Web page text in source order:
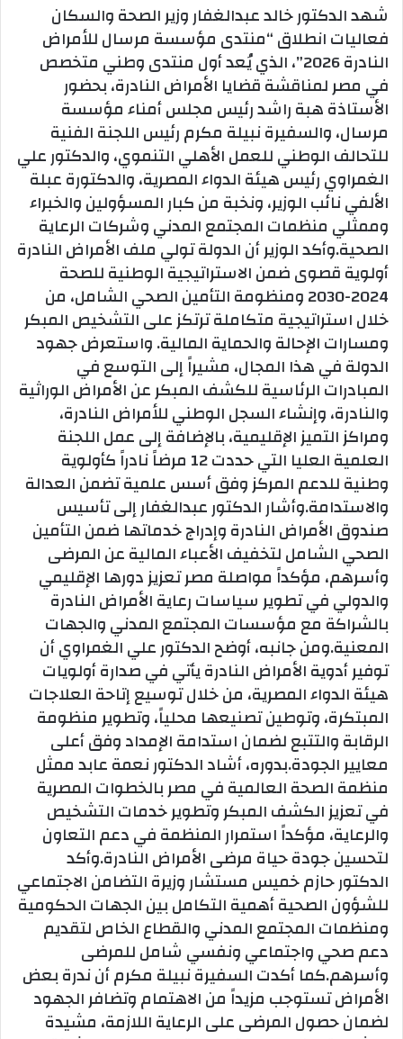
شهد الدكتور خالد عبدالغفار وزير الصحة والسكان
فعاليات انطلاق “منتدى مؤسسة مرسال للأمراض
النادرة 2026”، الذي يُعد أول منتدى وطني متخصص
في مصر لمناقشة قضايا الأمراض النادرة، بحضور
الأستاذة هبة راشد رئيس مجلس أمناء مؤسسة
مرسال، والسفيرة نبيلة مكرم رئيس اللجنة الفنية
للتحالف الوطني للعمل الأهلي التنموي، والدكتور علي
الغمراوي رئيس هيئة الدواء المصرية، والدكتورة عبلة
الألفي نائب الوزير، ونخبة من كبار المسؤولين والخبراء
وممثلي منظمات المجتمع المدني وشركات الرعاية
الصحية.وأكد الوزير أن الدولة تولي ملف الأمراض النادرة
أولوية قصوى ضمن الاستراتيجية الوطنية للصحة
2024-2030 ومنظومة التأمين الصحي الشامل، من
خلال استراتيجية متكاملة ترتكز على التشخيص المبكر
ومسارات الإحالة والحماية المالية. واستعرض جهود
الدولة في هذا المجال، مشيراً إلى التوسع في
المبادرات الرئاسية للكشف المبكر عن الأمراض الوراثية
والنادرة، وإنشاء السجل الوطني للأمراض النادرة،
ومراكز التميز الإقليمية، بالإضافة إلى عمل اللجنة
العلمية العليا التي حددت 12 مرضاً نادراً كأولوية
وطنية للدعم المركز وفق أسس علمية تضمن العدالة
والاستدامة.وأشار الدكتور عبدالغفار إلى تأسيس
صندوق الأمراض النادرة وإدراج خدماتها ضمن التأمين
الصحي الشامل لتخفيف الأعباء المالية عن المرضى
وأسرهم، مؤكداً مواصلة مصر تعزيز دورها الإقليمي
والدولي في تطوير سياسات رعاية الأمراض النادرة
بالشراكة مع مؤسسات المجتمع المدني والجهات
المعنية.ومن جانبه، أوضح الدكتور علي الغمراوي أن
توفير أدوية الأمراض النادرة يأتي في صدارة أولويات
هيئة الدواء المصرية، من خلال توسيع إتاحة العلاجات
المبتكرة، وتوطين تصنيعها محلياً، وتطوير منظومة
الرقابة والتتبع لضمان استدامة الإمداد وفق أعلى
معايير الجودة.بدوره، أشاد الدكتور نعمة عابد ممثل
منظمة الصحة العالمية في مصر بالخطوات المصرية
في تعزيز الكشف المبكر وتطوير خدمات التشخيص
والرعاية، مؤكداً استمرار المنظمة في دعم التعاون
لتحسين جودة حياة مرضى الأمراض النادرة.وأكد
الدكتور حازم خميس مستشار وزيرة التضامن الاجتماعي
للشؤون الصحية أهمية التكامل بين الجهات الحكومية
ومنظمات المجتمع المدني والقطاع الخاص لتقديم
دعم صحي واجتماعي ونفسي شامل للمرضى
وأسرهم.كما أكدت السفيرة نبيلة مكرم أن ندرة بعض
الأمراض تستوجب مزيداً من الاهتمام وتضافر الجهود
لضمان حصول المرضى على الرعاية اللازمة، مشيدة